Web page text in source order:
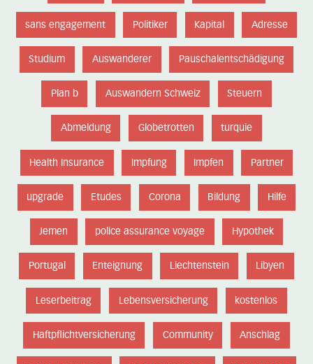
sans engagement Politiker Kapital Adresse
Studium Auswanderer Pauschalentschädigung
Plan b Auswandern Schweiz Steuern
Abmeldung Globetrotten turquie
Health Insurance Impfung Impfen Partner
upgrade Etudes Corona Bildung Hilfe
Jemen police assurance voyage Hypothek
Portugal Enteignung Liechtenstein Libyen
Leserbeitrag Lebensversicherung kostenlos
Haftpflichtversicherung Community Anschlag